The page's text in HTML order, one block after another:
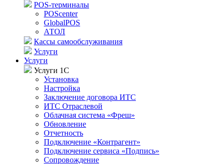
POS-терминалы
POScenter
GlobalPOS
АТОЛ
Кассы самообслуживания
Услуги
Услуги
Услуги 1С
Установка
Настройка
Заключение договора ИТС
ИТС Отраслевой
Облачная система «Фреш»
Обновление
Отчетность
Подключение «Контрагент»
Подключение сервиса «Подпись»
Сопровождение